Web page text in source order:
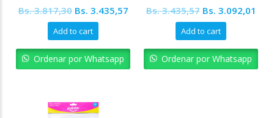
Bs.3.817,30 Original
price
was:
Bs. 3.817,30.
Bs. 3.435,57Current
Bs. 3.435,57.
Add to cart
Ordenar por Whatsapp
Bs.3.435,57 Original
price
was:
Bs. 3.435,57.
Bs. 3.092,01
Bs.
Add to cart
Ordenar por Whatsapp